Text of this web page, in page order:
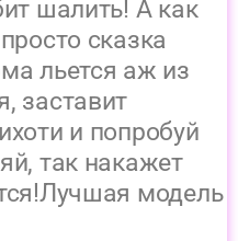
шалить! А как
сказка
льется аж из
заставит
и попробуй
так накажет
модель